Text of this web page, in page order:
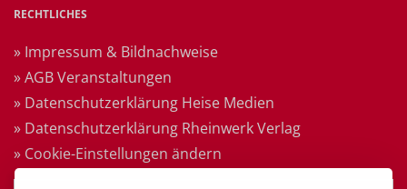
RECHTLICHES
» Impressum & Bildnachweise
» AGB Veranstaltungen
» Datenschutzerklärung Heise Medien
» Datenschutzerklärung Rheinwerk Verlag
» Cookie-Einstellungen ändern